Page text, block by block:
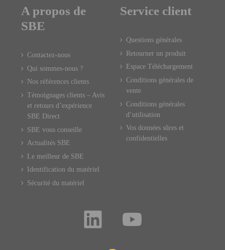
A propos de
SBE
Contactez-nous
Qui sommes-nous ?
Nos références clients
Témoignages clients – Avis
et retours d’expérience
SBE Direct
SBE vous conseille
Actualités SBE
Le meilleur de SBE
Identification du matériel
Sécurité du matériel
Service client
Questions générales
Retourner un produit
Espace Téléchargement
Conditions générales de
vente
Conditions générales
d’utilisation
Vos données sûres et
confidentielles